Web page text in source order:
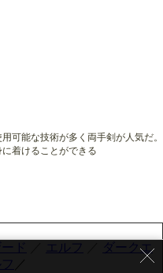
可能な技術が多く両手剣が人気だ。
着けることができる
ド エルフ
ダークエ